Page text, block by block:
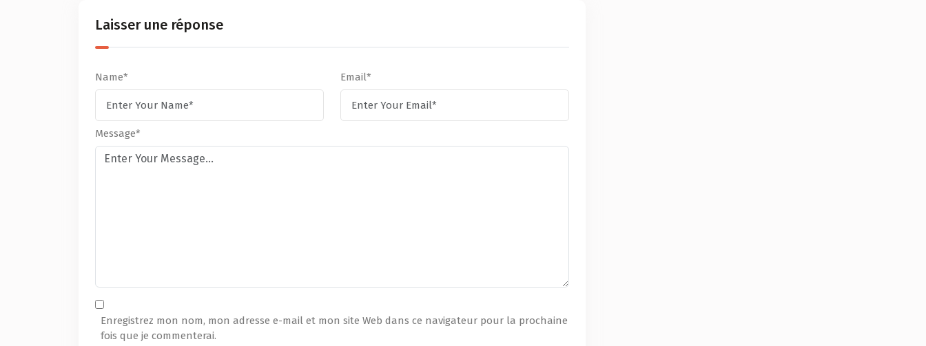
Laisser une réponse
Name* Email*
Message*
Enregistrez mon nom, mon adresse e-mail et mon site Web dans ce navigateur pour la prochaine
fois que je commenterai.